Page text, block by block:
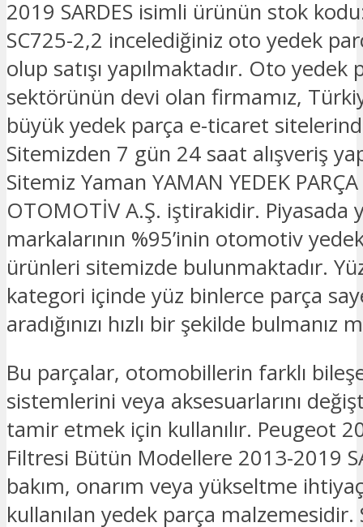
2019 SARDES isimli ürünün stok kodu:
SC725-2,2 incelediğiniz oto yedek
olup satışı yapılmaktadır. Oto
sektörünün devi olan firmamız,
büyük yedek parça e-ticaret
Sitemizden 7 gün 24 saat alışveriş
Sitemiz Yaman YAMAN YEDEK PARÇA
OTOMOTİV A.Ş. iştirakidir. Piyasada
markalarının %95’inin otomotiv
ürünleri sitemizde bulunmaktadır.
kategori içinde yüz binlerce parça
aradığınızı hızlı bir şekilde bulmanız
Bu parçalar, otomobillerin farklı
sistemlerini veya aksesuarlarını
tamir etmek için kullanılır. Peugeot
Filtresi Bütün Modellere 2013-2019
bakım, onarım veya yükseltme
kullanılan yedek parça